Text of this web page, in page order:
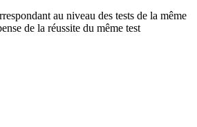
au niveau des tests de la même
de la réussite du même test